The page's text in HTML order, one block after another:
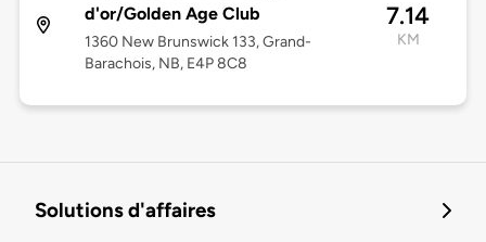
d'or/Golden Age Club
1360 New Brunswick 133, Grand-
Barachois, NB, E4P 8C8
7.14
KM
Solutions d'affaires